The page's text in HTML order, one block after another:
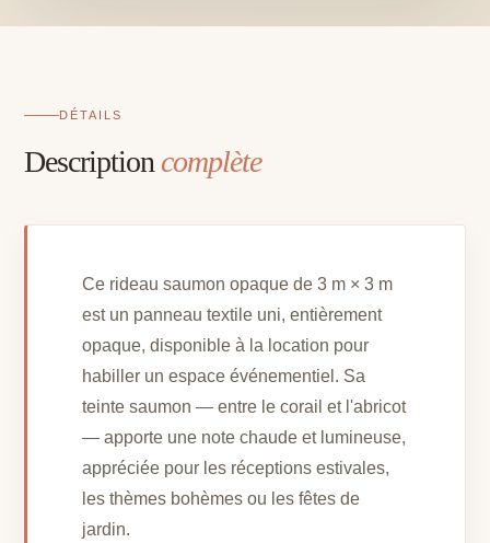
DÉTAILS
Description complète
Ce rideau saumon opaque de 3 m × 3 m
est un panneau textile uni, entièrement
opaque, disponible à la location pour
habiller un espace événementiel. Sa
teinte saumon — entre le corail et l'abricot
— apporte une note chaude et lumineuse,
appréciée pour les réceptions estivales,
les thèmes bohèmes ou les fêtes de
jardin.